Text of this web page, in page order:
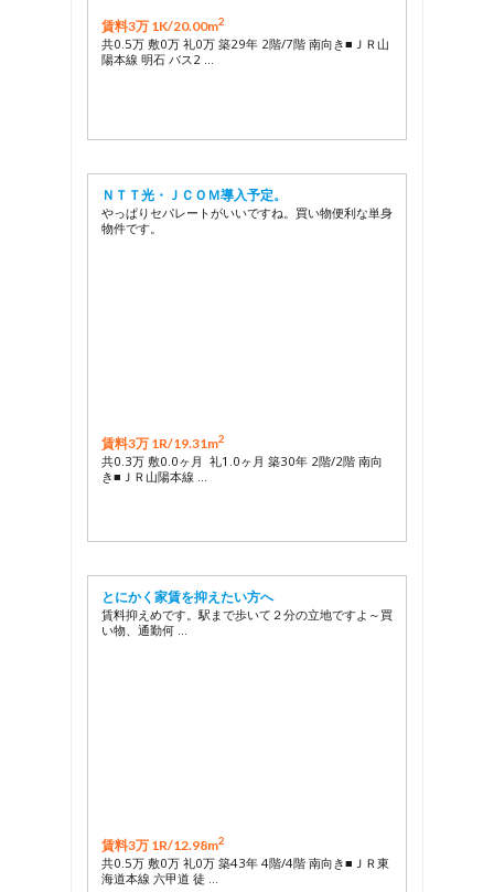
賃料3万 1K/20.00m2
共0.5万 敷0万 礼0万 築29年 2階/7階 南向き■ＪＲ山
陽本線 明石 バス2 …
ＮＴＴ光・ＪＣＯＭ導入予定。
やっぱりセパレートがいいですね。買い物便利な単身
物件です。
賃料3万 1R/19.31m2
共0.3万 敷0.0ヶ月 礼1.0ヶ月 築30年 2階/2階 南向
き■ＪＲ山陽本線 …
とにかく家賃を抑えたい方へ
賃料抑えめです。駅まで歩いて２分の立地ですよ～買
い物、通勤何 …
賃料3万 1R/12.98m2
共0.5万 敷0万 礼0万 築43年 4階/4階 南向き■ＪＲ東
海道本線 六甲道 徒 …